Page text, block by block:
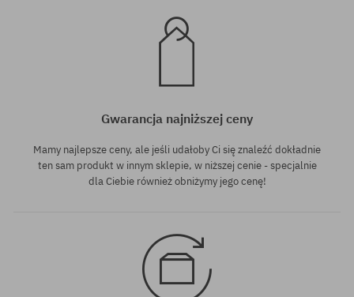
Gwarancja najniższej ceny
Mamy najlepsze ceny, ale jeśli udałoby Ci się znaleźć dokładnie
ten sam produkt w innym sklepie, w niższej cenie - specjalnie
dla Ciebie również obniżymy jego cenę!